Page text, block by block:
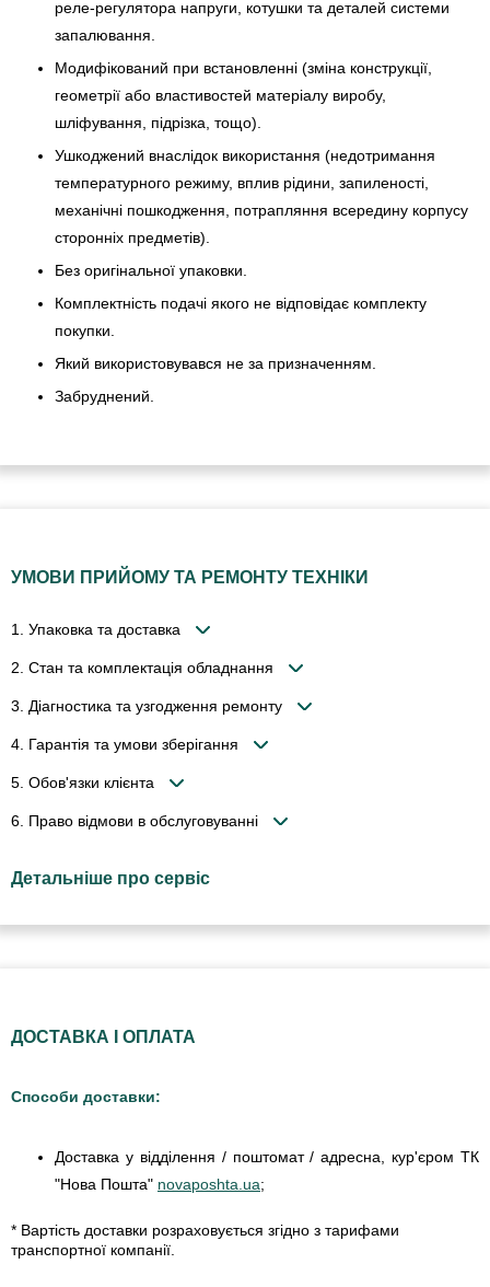
реле-регулято­ра напруги, котушки та деталей системи
запалювання.
Модифікований при встановленні (зміна конструкції,
геометрії або властивостей матеріалу виробу,
шліфування, підрізка, тощо).
Ушкоджений внаслідок використання (недотримання
температурного режиму, вплив рідини, запиленості,
механічні пошкодження, потрапляння всередину корпусу
сторонніх предметів).
Без оригінальної упаковки.
Комплектність подачі якого не відповідає комплекту
покупки.
Який використовувався не за призначенням.
Забруднений.
УМОВИ ПРИЙОМУ ТА РЕМОНТУ ТЕХНІКИ
1. Упаковка та доставка
2. Стан та комплектація обладнання
3. Діагностика та узгодження ремонту
4. Гарантія та умови зберігання
5. Обов'язки клієнта
6. Право відмови в обслуговуванні
Детальніше про сервіс
ДОСТАВКА І ОПЛАТА
Способи доставки:
Доставка у відділення / поштомат / адресна, кур'єром ТК
"Нова Пошта" novaposhta.ua;
* Вартість доставки розраховується згідно з тарифами
транспортної компанії.